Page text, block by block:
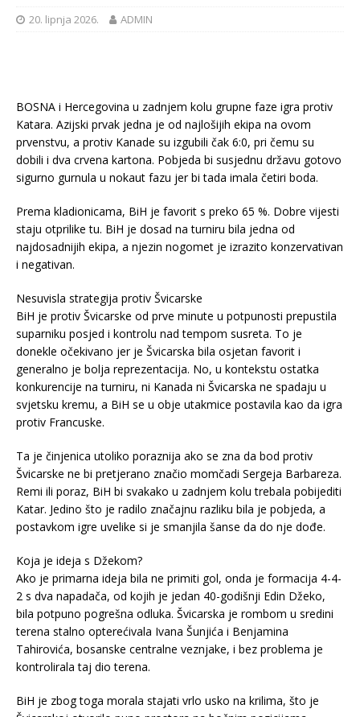
20. lipnja 2026. ADMIN
BOSNA i Hercegovina u zadnjem kolu grupne faze igra protiv
Katara. Azijski prvak jedna je od najlošijih ekipa na ovom
prvenstvu, a protiv Kanade su izgubili čak 6:0, pri čemu su
dobili i dva crvena kartona. Pobjeda bi susjednu državu gotovo
sigurno gurnula u nokaut fazu jer bi tada imala četiri boda.
Prema kladionicama, BiH je favorit s preko 65 %. Dobre vijesti
staju otprilike tu. BiH je dosad na turniru bila jedna od
najdosadnijih ekipa, a njezin nogomet je izrazito konzervativan
i negativan.
Nesuvisla strategija protiv Švicarske
BiH je protiv Švicarske od prve minute u potpunosti prepustila
suparniku posjed i kontrolu nad tempom susreta. To je
donekle očekivano jer je Švicarska bila osjetan favorit i
generalno je bolja reprezentacija. No, u kontekstu ostatka
konkurencije na turniru, ni Kanada ni Švicarska ne spadaju u
svjetsku kremu, a BiH se u obje utakmice postavila kao da igra
protiv Francuske.
Ta je činjenica utoliko poraznija ako se zna da bod protiv
Švicarske ne bi pretjerano značio momčadi Sergeja Barbareza.
Remi ili poraz, BiH bi svakako u zadnjem kolu trebala pobijediti
Katar. Jedino što je radilo značajnu razliku bila je pobjeda, a
postavkom igre uvelike si je smanjila šanse da do nje dođe.
Koja je ideja s Džekom?
Ako je primarna ideja bila ne primiti gol, onda je formacija 4-4-
2 s dva napadača, od kojih je jedan 40-godišnji Edin Džeko,
bila potpuno pogrešna odluka. Švicarska je rombom u sredini
terena stalno opterećivala Ivana Šunjića i Benjamina
Tahirovića, bosanske centralne veznjake, i bez problema je
kontrolirala taj dio terena.
BiH je zbog toga morala stajati vrlo usko na krilima, što je